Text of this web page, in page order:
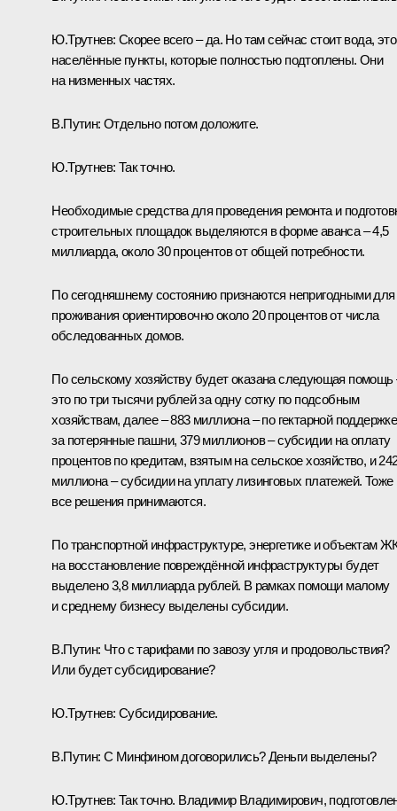
Ю.Трутнев: Скорее всего – да. Но там сейчас стоит вода,
населённые пункты, которые полностью подтоплены. Они
на низменных частях.
В.Путин: Отдельно потом доложите.
Ю.Трутнев: Так точно.
Необходимые средства для проведения ремонта и
строительных площадок выделяются в форме аванса – 4,5
миллиарда, около 30 процентов от общей потребности.
По сегодняшнему состоянию признаются непригодными для
проживания ориентировочно около 20 процентов от числа
обследованных домов.
По сельскому хозяйству будет оказана следующая помощь
это по три тысячи рублей за одну сотку по подсобным
хозяйствам, далее – 883 миллиона – по гектарной поддержке
за потерянные пашни, 379 миллионов – субсидии на оплату
процентов по кредитам, взятым на сельское хозяйство, и
миллиона – субсидии на уплату лизинговых платежей. Тоже
все решения принимаются.
По транспортной инфраструктуре, энергетике и объектам
на восстановление повреждённой инфраструктуры будет
выделено 3,8 миллиарда рублей. В рамках помощи малому
и среднему бизнесу выделены субсидии.
В.Путин: Что с тарифами по завозу угля и продовольствия?
Или будет субсидирование?
Ю.Трутнев: Субсидирование.
В.Путин: С Минфином договорились? Деньги выделены?
Ю.Трутнев: Так точно. Владимир Владимирович,